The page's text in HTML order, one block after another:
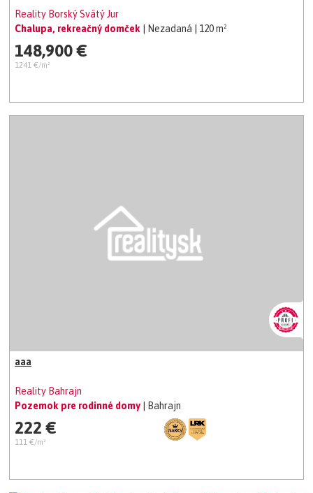
Reality Borský Svätý Jur
Chalupa, rekreačný domček
| Nezadaná | 120 m²
148,900 €
1241 €/m²
aaa
Reality Bahrajn
Pozemok pre rodinné domy
| Bahrajn
222 €
111 €/m²